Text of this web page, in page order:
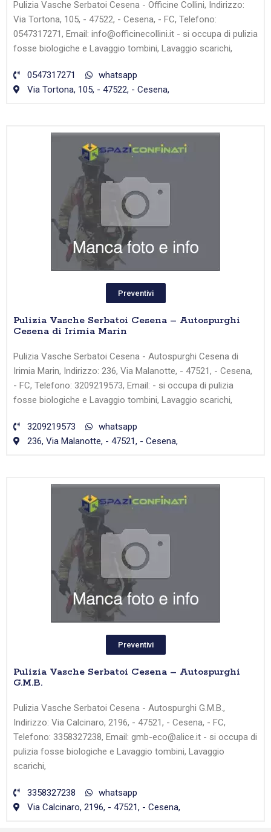
Pulizia Vasche Serbatoi Cesena - Officine Collini, Indirizzo:
Via Tortona, 105, - 47522, - Cesena, - FC, Telefono:
0547317271, Email: info@officinecollini.it - si occupa di pulizia
fosse biologiche e Lavaggio tombini, Lavaggio scarichi,
0547317271
whatsapp
Via Tortona, 105, - 47522, - Cesena,
Preventivi
Pulizia Vasche Serbatoi Cesena – Autospurghi
Cesena di Irimia Marin
Pulizia Vasche Serbatoi Cesena - Autospurghi Cesena di
Irimia Marin, Indirizzo: 236, Via Malanotte, - 47521, - Cesena,
- FC, Telefono: 3209219573, Email: - si occupa di pulizia
fosse biologiche e Lavaggio tombini, Lavaggio scarichi,
3209219573
whatsapp
236, Via Malanotte, - 47521, - Cesena,
Preventivi
Pulizia Vasche Serbatoi Cesena – Autospurghi
G.M.B.
Pulizia Vasche Serbatoi Cesena - Autospurghi G.M.B.,
Indirizzo: Via Calcinaro, 2196, - 47521, - Cesena, - FC,
Telefono: 3358327238, Email: gmb-eco@alice.it - si occupa di
pulizia fosse biologiche e Lavaggio tombini, Lavaggio
scarichi,
3358327238
whatsapp
Via Calcinaro, 2196, - 47521, - Cesena,